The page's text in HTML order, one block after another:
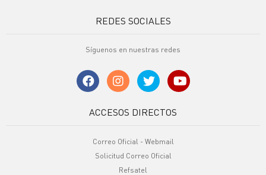
REDES SOCIALES
Síguenos en nuestras redes
ACCESOS DIRECTOS
Correo Oficial - Webmail
Solicitud Correo Oficial
Refsatel